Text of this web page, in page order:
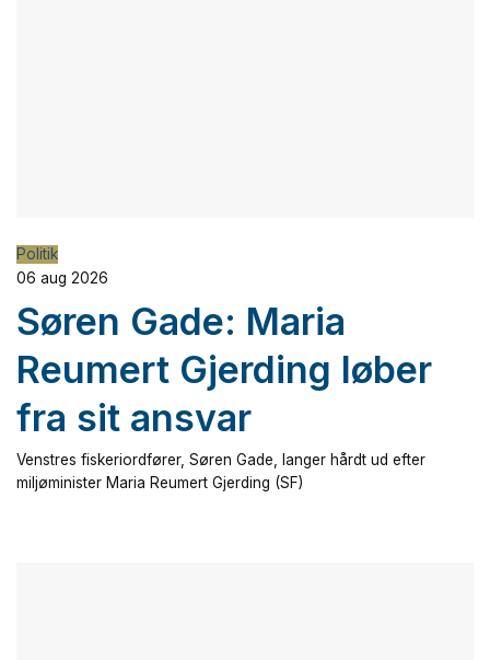
Politik
06 aug 2026
Søren Gade: Maria
Reumert Gjerding løber
fra sit ansvar
Venstres fiskeriordfører, Søren Gade, langer hårdt ud efter
miljøminister Maria Reumert Gjerding (SF)